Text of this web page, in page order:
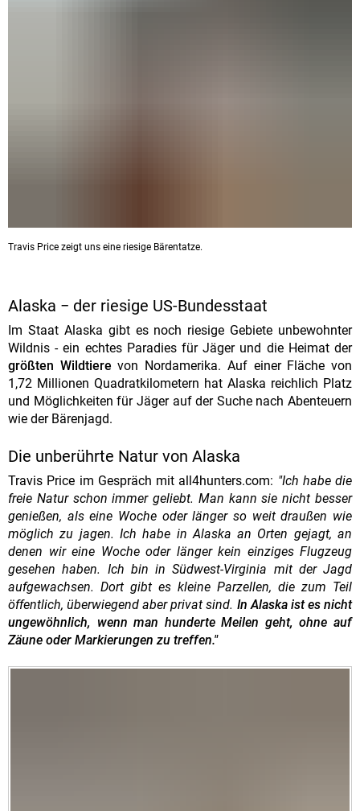
Travis Price zeigt uns eine riesige Bärentatze.
Alaska − der riesige US-Bundesstaat
Im Staat Alaska gibt es noch riesige Gebiete unbewohnter
Wildnis - ein echtes Paradies für Jäger und die Heimat der
größten Wildtierevon Nordamerika. Auf einer Fläche von
1,72 Millionen Quadratkilometern hat Alaska reichlich Platz
und Möglichkeiten für Jäger auf der Suche nach Abenteuern
wie der Bärenjagd.
Die unberührte Natur von Alaska
Travis Price im Gespräch mit all4hunters.com: "Ich habe die
freie Natur schon immer geliebt. Man kann sie nicht besser
genießen, als eine Woche oder länger so weit draußen wie
möglich zu jagen. Ich habe in Alaska an Orten gejagt, an
denen wir eine Woche oder länger kein einziges Flugzeug
gesehen haben. Ich bin in Südwest-Virginia mit der Jagd
aufgewachsen. Dort gibt es kleine Parzellen, die zum Teil
öffentlich, überwiegend aber privat sind. In Alaska ist es nicht
ungewöhnlich, wenn man hunderte Meilen geht, ohne auf
Zäune oder Markierungen zu treffen."